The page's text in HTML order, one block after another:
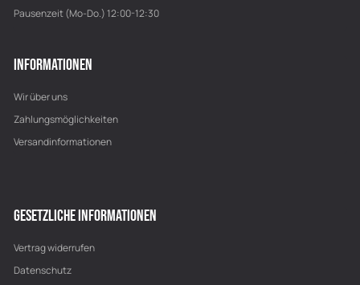
Pausenzeit (Mo-Do.) 12:00-12:30
INFORMATIONEN
Wir über uns
Zahlungsmöglichkeiten
Versandinformationen
GESETZLICHE INFORMATIONEN
Vertrag widerrufen
Datenschutz